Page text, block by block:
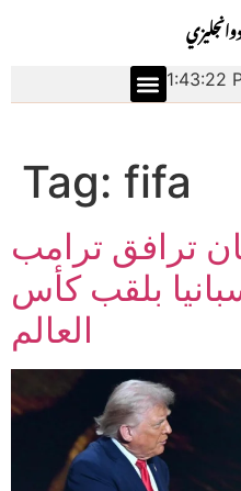
انجليزي
1:43:23
Tag: fifa
ترافق ترامب
بلقب كأس
العالم